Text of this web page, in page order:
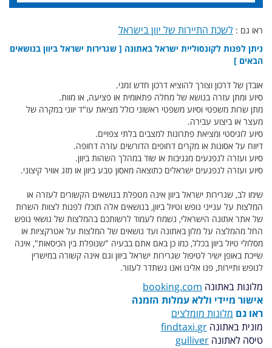
ראו גם : לשכת התיירות של יוון בישראל
ניתן לפנות לקונסוליית ישראל באתונה [ שגרירות ישראל ביוון בנושאים
הבאים ]
אובדן של דרכון וצורך להוציא דרכון חדש זמני.
סיוע ומתן עזרה בנושא של מחלה פתאומית או פציעה, או מוות.
מתן שרות משפטי וסיוע משפטי ראשוני כולל מציאת עו"ד יווני במקרה של
מעצר או ביצוע עבירה.
סיוע לוגיסטי ומציאת פתרונות למצבים בלתי צפויים.
דיווח על אסונות או מקרים דחופים הדורשים עזרה דחופה.
סיוע ועזרה לנפגעים מגניבות או שוד במהלך השהות ביוון.
סיוע ועזרה לנפגעים ישראלים כתוצאה מאסון טבע ביוון או מזג אוויר קיצוני.
שימו לב, שגרירות ישראל ביוון אינה מטפלת בנושאים הקשורים לעזרה או
המלצות על ענייני נופש וטיול ביוון, בנושאים אלה תוכלו לפנות לצוות השרות
של אתר אתונה הישראלי, נשמח לעמוד לרשותכם בהמלצות של נושאי נופש
החל מהמלצה על מלון באתונה ועד נושאים של המלצות על אטרקציות או
מסלולי טיול ביוון בכלל, כמו כן באם אתם בבעיה "שנופלת בין הכיסאות", אינה
שייכת באופן ישיר לטיפול שגרירות ישראל ביוון וגם אינה קשורה במישרין
לנופש ותיירות, פנו אלינו ואנו נשתדר לעזור.
מלונות באתונה booking.com
אישור מיידי וללא עמלות הזמנה
ראו גם מלונות מומלצים
מונית באתונה findtaxi.gr
טיסה לאתונה gulliver